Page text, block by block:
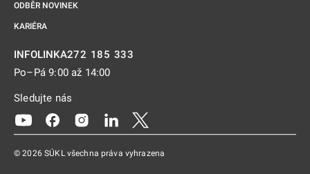
ODBĚR NOVINEK
KARIÉRA
INFOLINKA272 185 333
Po–Pá 9:00 až 14:00
Sledujte nás
Odkaz se otevře na nové kartě
Odkaz se otevře na nové kartě
Odkaz se otevře na nové kartě
Odkaz se otevře na nové kartě
© 2026 SÚKL všechna práva vyhrazena